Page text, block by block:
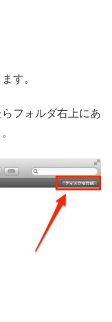
す。
フォルダ右上にあ